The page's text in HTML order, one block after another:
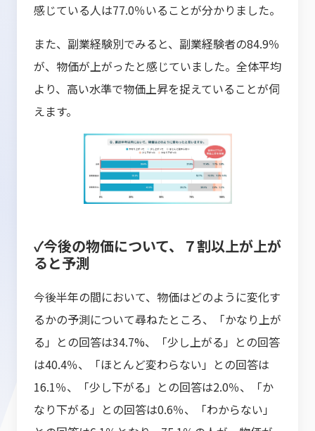
感じている人は77.0％いることが分かりました。
また、副業経験別でみると、副業経験者の84.9％
が、物価が上がったと感じていました。全体平均
より、高い水準で物価上昇を捉えていることが伺
えます。
✓今後の物価について、７割以上が上が
ると予測
今後半年の間において、物価はどのように変化す
るかの予測について尋ねたところ、「かなり上が
る」との回答は34.7%、「少し上がる」との回答
は40.4％、「ほとんど変わらない」との回答は
16.1％、「少し下がる」との回答は2.0％、「か
なり下がる」との回答は0.6％、「わからない」